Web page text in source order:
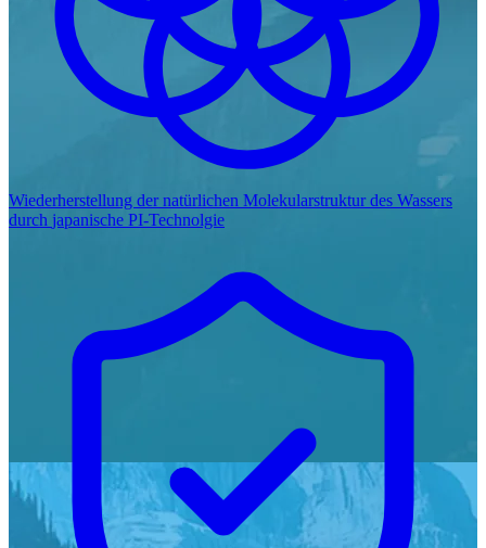
Wiederherstellung der natürlichen Molekularstruktur des Wassers
durch japanische PI-Technolgie